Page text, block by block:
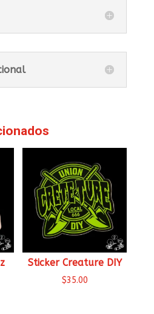
Sticker Creature DIY
$35.00